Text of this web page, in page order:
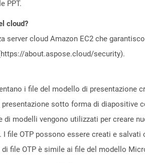
PPT.
cloud?
server cloud Amazon EC2 che
about.aspose.cloud/security).
i file del modello di presentazione
sotto forma di
modelli vengono utilizzati per creare
file OTP possono essere creati e
file OTP è simile ai file del modello